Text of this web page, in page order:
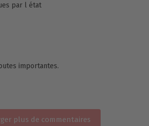
par l état
importantes.
plus de commentaires